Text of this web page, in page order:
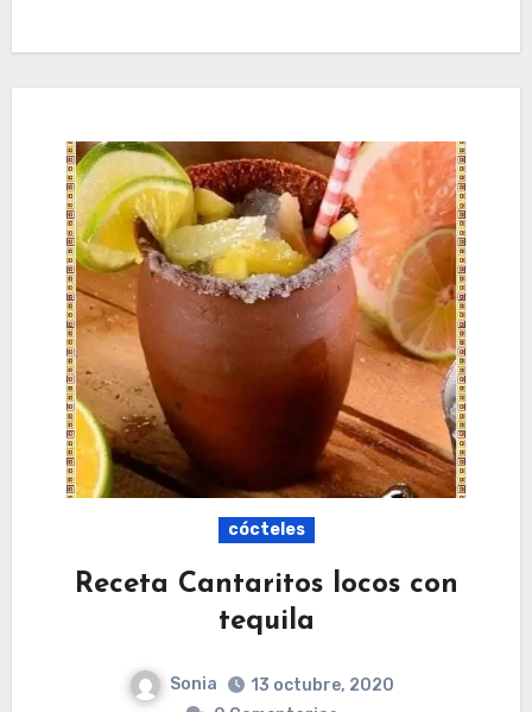
cócteles
Receta Cantaritos locos con
tequila
Sonia
13 octubre, 2020